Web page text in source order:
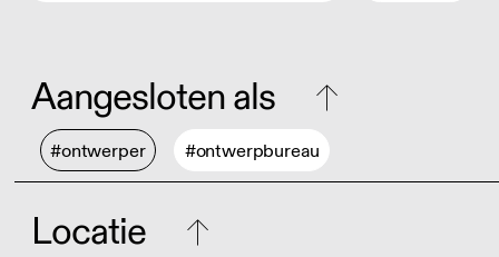
Aangesloten als
#ontwerper #ontwerpbureau
Locatie